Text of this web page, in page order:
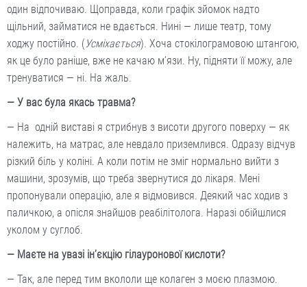
один відпочиваю. Щоправда, коли графік зйомок надто
щільний, займатися не вдається. Нині — лише театр, тому
ходжу постійно. (Усміхається). Хоча стокілограмовою штангою,
як це було раніше, вже не качаю м’язи. Ну, підняти її можу, але
тренуватися — ні. На жаль.
— У вас була якась травма?
— На одній виставі я стрибнув з висоти другого поверху — як
належить, на матрас, але невдало приземлився. Одразу відчув
різкий біль у коліні. А коли потім не зміг нормально вийти з
машини, зрозумів, що треба звернутися до лікаря. Мені
пропонували операцію, але я відмовився. Деякий час ходив з
паличкою, а опісля знайшов реабілітолога. Наразі обійшлися
уколом у суглоб.
— Маєте на увазі ін’єкцію гілауронової кислоти?
— Так, але перед тим вкололи ще колаген з моєю плазмою.